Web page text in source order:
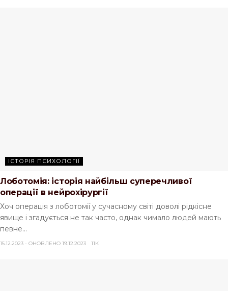
ІСТОРІЯ ПСИХОЛОГІЇ
Лоботомія: історія найбільш суперечливої
операції в нейрохірургії
Хоч операція з лоботомії у сучасному світі доволі рідкісне
явище і згадується не так часто, однак чимало людей мають
певне...
15.12.2023 - ОНОВЛЕНО 19.12.2023 11K